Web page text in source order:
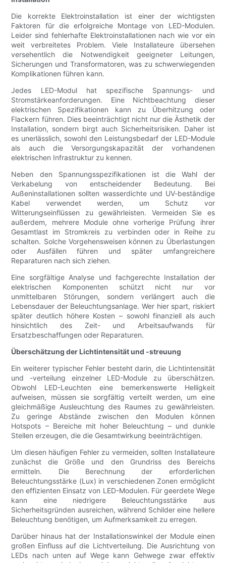
Die korrekte Elektroinstallation ist einer der wichtigsten
Faktoren für die erfolgreiche Montage von LED-Modulen.
Leider sind fehlerhafte Elektroinstallationen nach wie vor ein
weit verbreitetes Problem. Viele Installateure übersehen
versehentlich die Notwendigkeit geeigneter Leitungen,
Sicherungen und Transformatoren, was zu schwerwiegenden
Komplikationen führen kann.
Jedes LED-Modul hat spezifische Spannungs- und
Stromstärkeanforderungen. Eine Nichtbeachtung dieser
elektrischen Spezifikationen kann zu Überhitzung oder
Flackern führen. Dies beeinträchtigt nicht nur die Ästhetik der
Installation, sondern birgt auch Sicherheitsrisiken. Daher ist
es unerlässlich, sowohl den Leistungsbedarf der LED-Module
als auch die Versorgungskapazität der vorhandenen
elektrischen Infrastruktur zu kennen.
Neben den Spannungsspezifikationen ist die Wahl der
Verkabelung von entscheidender Bedeutung. Bei
Außeninstallationen sollten wasserdichte und UV-beständige
Kabel verwendet werden, um Schutz vor
Witterungseinflüssen zu gewährleisten. Vermeiden Sie es
außerdem, mehrere Module ohne vorherige Prüfung ihrer
Gesamtlast im Stromkreis zu verbinden oder in Reihe zu
schalten. Solche Vorgehensweisen können zu Überlastungen
oder Ausfällen führen und später umfangreichere
Reparaturen nach sich ziehen.
Eine sorgfältige Analyse und fachgerechte Installation der
elektrischen Komponenten schützt nicht nur vor
unmittelbaren Störungen, sondern verlängert auch die
Lebensdauer der Beleuchtungsanlage. Wer hier spart, riskiert
später deutlich höhere Kosten – sowohl finanziell als auch
hinsichtlich des Zeit- und Arbeitsaufwands für
Ersatzbeschaffungen oder Reparaturen.
Überschätzung der Lichtintensität und -streuung
Ein weiterer typischer Fehler besteht darin, die Lichtintensität
und -verteilung einzelner LED-Module zu überschätzen.
Obwohl LED-Leuchten eine bemerkenswerte Helligkeit
aufweisen, müssen sie sorgfältig verteilt werden, um eine
gleichmäßige Ausleuchtung des Raumes zu gewährleisten.
Zu geringe Abstände zwischen den Modulen können
Hotspots – Bereiche mit hoher Beleuchtung – und dunkle
Stellen erzeugen, die die Gesamtwirkung beeinträchtigen.
Um diesen häufigen Fehler zu vermeiden, sollten Installateure
zunächst die Größe und den Grundriss des Bereichs
ermitteln. Die Berechnung der erforderlichen
Beleuchtungsstärke (Lux) in verschiedenen Zonen ermöglicht
den effizienten Einsatz von LED-Modulen. Für geerdete Wege
kann eine niedrigere Beleuchtungsstärke aus
Sicherheitsgründen ausreichen, während Schilder eine hellere
Beleuchtung benötigen, um Aufmerksamkeit zu erregen.
Darüber hinaus hat der Installationswinkel der Module einen
großen Einfluss auf die Lichtverteilung. Die Ausrichtung von
LEDs nach unten auf Wege kann Gehwege zwar effektiv